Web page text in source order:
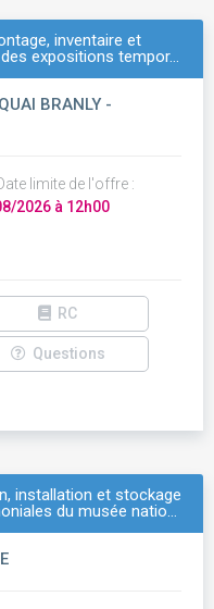
inventaire et
expositions tempor…
BRANLY -
limite de l'offre :
2026 à 12h00
RC
Questions
installation et stockage
du musée natio…